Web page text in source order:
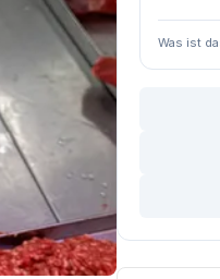
Was ist